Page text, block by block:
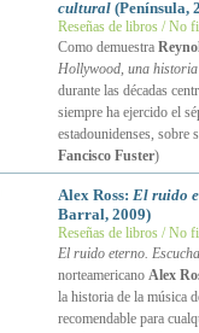
cultural(Península,
Reseñas de libros / No
Como demuestra
Hollywood, una
durante las décadas
siempre ha ejercido el
estadounidenses, sobre
Fancisco Fuster)
Alex Ross: El ruido
Barral, 2009)
Reseñas de libros / No
El ruido eterno.
norteamericano Alex
la historia de la música
recomendable para